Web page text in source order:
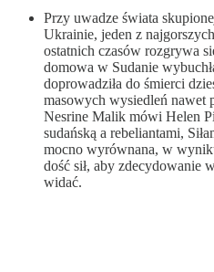
Przy uwadze świata
Ukrainie, jeden z
ostatnich czasów rozgrywa
domowa w Sudanie
doprowadziła do śmierci
masowych wysiedleń nawet
Nesrine Malik mówi Helen
sudańską a rebeliantami,
mocno wyrównana, w
dość sił, aby zdecydowanie
widać.